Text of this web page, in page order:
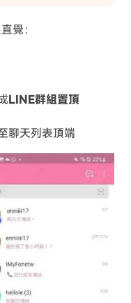
覺：
LINE群組置頂
聊天列表頂端